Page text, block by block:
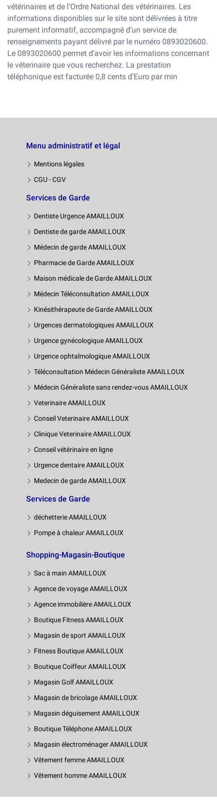
vétérinaires et de l’Ordre National des vétérinaires. Les
informations disponibles sur le site sont délivrées à titre
purement informatif, accompagné d’un service de
renseignements payant délivré par le numéro 0893020600.
Le 0893020600 permet d’avoir les informations concernant
le véterinaire que vous recherchez. La prestation
téléphonique est facturée 0,8 cents d’Euro par min
Menu administratif et légal
Mentions légales
CGU - CGV
Services de Garde
Dentiste Urgence AMAILLOUX
Dentiste de garde AMAILLOUX
Médecin de garde AMAILLOUX
Pharmacie de Garde AMAILLOUX
Maison médicale de Garde AMAILLOUX
Médecin Téléconsultation AMAILLOUX
Kinésithérapeute de Garde AMAILLOUX
Urgences dermatologiques AMAILLOUX
Urgence gynécologique AMAILLOUX
Urgence ophtalmologique AMAILLOUX
Téléconsultation Médecin Généraliste AMAILLOUX
Médecin Généraliste sans rendez-vous AMAILLOUX
Veterinaire AMAILLOUX
Conseil Veterinaire AMAILLOUX
Clinique Veterinaire AMAILLOUX
Conseil vétérinaire en ligne
Urgence dentaire AMAILLOUX
Medecin de garde AMAILLOUX
Services de Garde
déchetterie AMAILLOUX
Pompe à chaleur AMAILLOUX
Shopping-Magasin-Boutique
Sac à main AMAILLOUX
Agence de voyage AMAILLOUX
Agence immobilière AMAILLOUX
Boutique Fitness AMAILLOUX
Magasin de sport AMAILLOUX
Fitness Boutique AMAILLOUX
Boutique Coiffeur AMAILLOUX
Magasin Golf AMAILLOUX
Magasin de bricolage AMAILLOUX
Magasin déguisement AMAILLOUX
Boutique Téléphone AMAILLOUX
Magasin électroménager AMAILLOUX
Vêtement femme AMAILLOUX
Vêtement homme AMAILLOUX